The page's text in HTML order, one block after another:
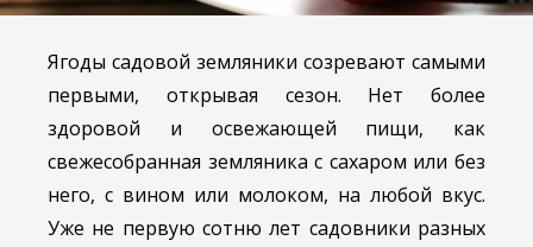
Ягоды садовой земляники созревают самыми
первыми, открывая сезон. Нет более
здоровой и освежающей пищи, как
свежесобранная земляника с сахаром или без
него, с вином или молоком, на любой вкус.
Уже не первую сотню лет садовники разных